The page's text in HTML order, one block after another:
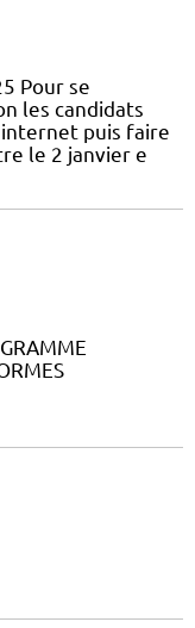
Pour se
les candidats
puis faire
le 2 janvier e